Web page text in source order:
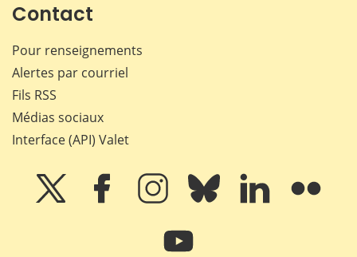
Contact
Pour renseignements
Alertes par courriel
Fils RSS
Médias sociaux
Interface (API) Valet